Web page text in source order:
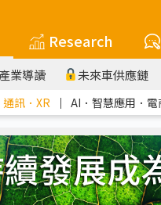
Research
業導讀 未來車供應鏈
訊．XR ｜ AI．智慧應用．電